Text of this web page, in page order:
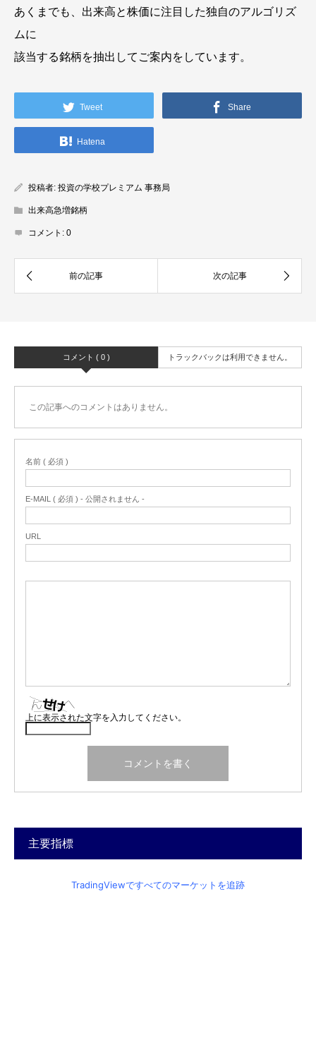
あくまでも、出来高と株価に注目した独自のアルゴリズ
ムに
該当する銘柄を抽出してご案内をしています。
Tweet Share
Hatena
投稿者: 投資の学校プレミアム 事務局
出来高急増銘柄
コメント: 0
コメント ( 0 ) トラックバックは利用できません。
この記事へのコメントはありません。
名前 ( 必須 )
E-MAIL ( 必須 ) - 公開されません -
URL
上に表示された文字を入力してください。
主要指標
TradingViewですべてのマーケットを追跡